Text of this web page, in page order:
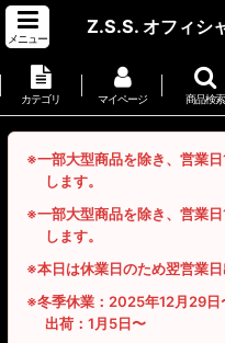
メニュー
Z.S.S. オフィシ
カテゴリ マイページ 商品検索
※一部大型商品を除き、営業
します。
※一部大型商品を除き、営業
します。
※本日は休業日のため翌営業日
※冬季休業：2025年12月29
出荷：1月5日〜